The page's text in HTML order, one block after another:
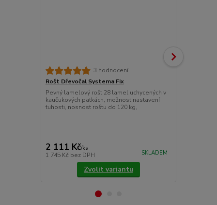
3 hodnocení
Rošt Dřevočal Systema Fix
Pevný lamelový rošt 28 lamel uchycených v
kaučukových patkách, možnost nastavení
tuhosti, nosnost roštu do 120 kg,
2 111 Kč/ks
1 745 Kč bez DPH SKLADEM
Zvolit variantu